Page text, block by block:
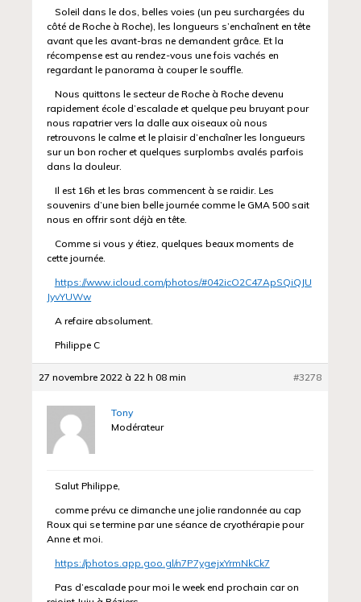
Soleil dans le dos, belles voies (un peu surchargées du
côté de Roche à Roche), les longueurs s’enchaînent en tête
avant que les avant-bras ne demandent grâce. Et la
récompense est au rendez-vous une fois vachés en
regardant le panorama à couper le souffle.
Nous quittons le secteur de Roche à Roche devenu
rapidement école d’escalade et quelque peu bruyant pour
nous rapatrier vers la dalle aux oiseaux où nous
retrouvons le calme et le plaisir d’enchaîner les longueurs
sur un bon rocher et quelques surplombs avalés parfois
dans la douleur.
Il est 16h et les bras commencent à se raidir. Les
souvenirs d’une bien belle journée comme le GMA 500 sait
nous en offrir sont déjà en tête.
Comme si vous y étiez, quelques beaux moments de
cette journée.
https://www.icloud.com/photos/#042icO2C47ApSQiQJU
JyvYUWw
A refaire absolument.
Philippe C
27 novembre 2022 à 22 h 08 min #3278
Tony
Modérateur
Salut Philippe,
comme prévu ce dimanche une jolie randonnée au cap
Roux qui se termine par une séance de cryothérapie pour
Anne et moi.
https://photos.app.goo.gl/n7P7ygejxYrmNkCk7
Pas d’escalade pour moi le week end prochain car on